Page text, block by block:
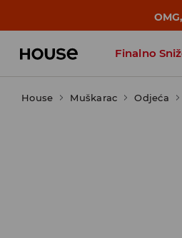
Finalno
House Muškarac Odjeća